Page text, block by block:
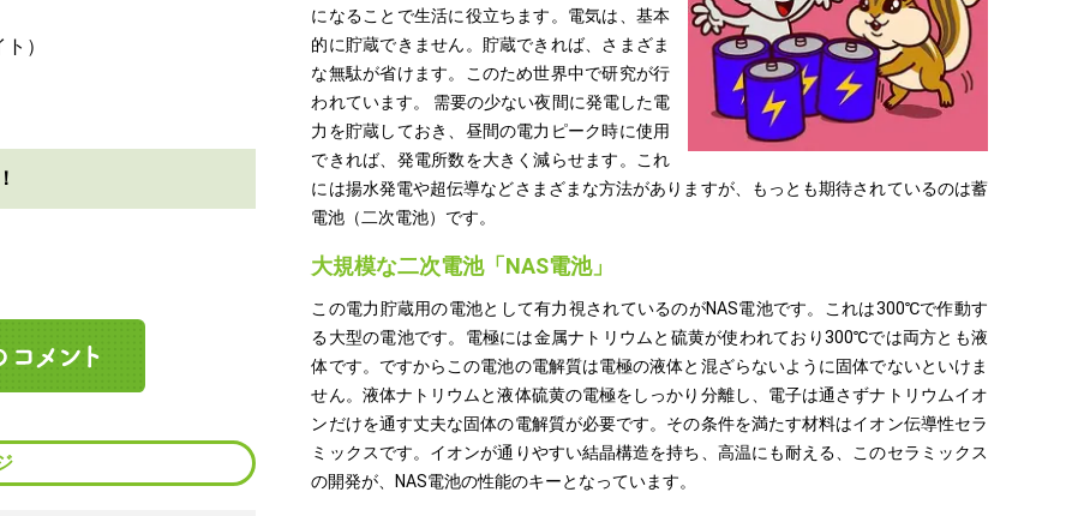
になることで生活に役立ちます。電気は、基本
的に貯蔵できません。貯蔵できれば、さまざま
な無駄が省けます。このため世界中で研究が行
われています。 需要の少ない夜間に発電した電
力を貯蔵しておき、昼間の電力ピーク時に使用
できれば、発電所数を大きく減らせます。これ
には揚水発電や超伝導などさまざまな方法がありますが、もっとも期待されているのは蓄
電池（二次電池）です。
大規模な二次電池「NAS電池」
この電力貯蔵用の電池として有力視されているのがNAS電池です。これは300℃で作動す
る大型の電池です。電極には金属ナトリウムと硫黄が使われており300℃では両方とも液
体です。ですからこの電池の電解質は電極の液体と混ざらないように固体でないといけま
せん。液体ナトリウムと液体硫黄の電極をしっかり分離し、電子は通さずナトリウムイオ
ンだけを通す丈夫な固体の電解質が必要です。その条件を満たす材料はイオン伝導性セラ
ミックスです。イオンが通りやすい結晶構造を持ち、高温にも耐える、このセラミックス
の開発が、NAS電池の性能のキーとなっています。